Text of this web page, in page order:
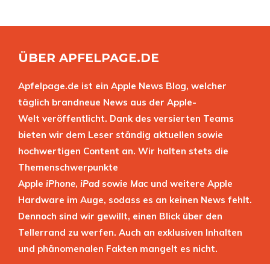
ÜBER APFELPAGE.DE
Apfelpage.de ist ein Apple News Blog, welcher
täglich brandneue News aus der Apple-
Welt veröffentlicht. Dank des versierten Teams
bieten wir dem Leser ständig aktuellen sowie
hochwertigen Content an. Wir halten stets die
Themenschwerpunkte
Apple iPhone, iPad sowie Mac und weitere Apple
Hardware im Auge, sodass es an keinen News fehlt.
Dennoch sind wir gewillt, einen Blick über den
Tellerrand zu werfen. Auch an exklusiven Inhalten
und phänomenalen Fakten mangelt es nicht.